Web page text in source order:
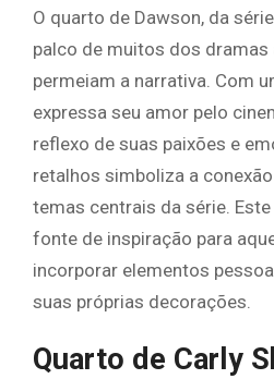
O quarto de Dawson, da
palco de muitos dos
permeiam a narrativa. Com
expressa seu amor pelo
reflexo de suas paixões e
retalhos simboliza a
temas centrais da série.
fonte de inspiração para
incorporar elementos
suas próprias decorações.
Quarto de Carly